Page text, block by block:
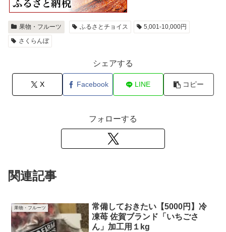
果物・フルーツ ふるさとチョイス
5,001-10,000円
さくらんぼ
シェアする
X Facebook LINE コピー
フォローする
関連記事
果物・フルーツ
常備しておきたい【5000円】冷
凍苺 佐賀ブランド「いちごさ
ん」加工用１kg